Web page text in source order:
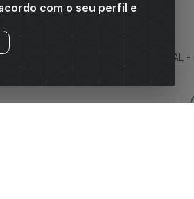
com o seu perfil e
110, n° 1401 - Sitio Moco, Arapiraca/AL